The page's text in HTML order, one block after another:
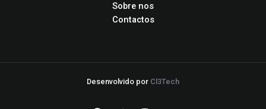
Sobre nos
Contactos
Desenvolvido por Cl3Tech